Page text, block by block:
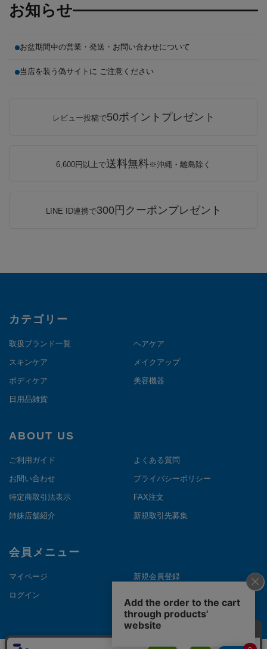
お知らせ
お盆期間中の営業・発送・お問い合わせについて
当店を装う偽サイトに ご注意ください
レビュー投稿で50ポイントプレゼント
6,600円以上で送料無料※沖縄・離島除く
LINE ID連携で300円クーポンプレゼント
カテゴリー
取扱ブランド一覧 ヘアケア
スキンケア メイクアップ
ボディケア 美容機器
日用品雑貨
ABOUT US
ご利用ガイド よくある質問
お問い合わせ プライバシーポリシー
特定商取引法表示 FAX注文
姉妹店舗紹介 新規取引先募集
会員メニュー
マイページ 新規会員登録
ログイン